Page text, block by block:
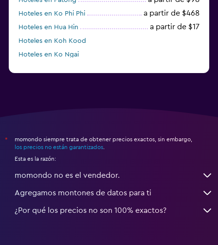
Hoteles en Ko Phi Phi a partir de $468
Hoteles en Hua Hin a partir de $17
Hoteles en Koh Kood
Hoteles en Ko Ngai
*
momondo siempre trata de obtener precios exactos, sin embargo,
los precios no están garantizados
Esta es la razón:
momondo no es el vendedor.
Agregamos montones de datos para ti
¿Por qué los precios no son 100% exactos?